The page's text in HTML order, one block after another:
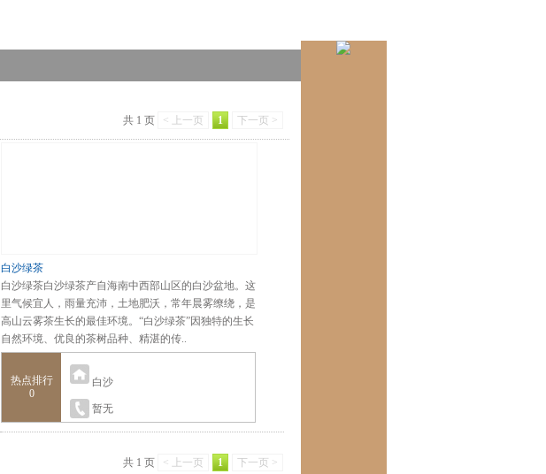
共 1 页 < 上一页 1 下一页 >
白沙绿茶
白沙绿茶白沙绿茶产自海南中西部山区的白沙盆地。这
里气候宜人，雨量充沛，土地肥沃，常年晨雾缭绕，是
高山云雾茶生长的最佳环境。“白沙绿茶”因独特的生长
自然环境、优良的茶树品种、精湛的传..
热点排行
0
白沙
暂无
共 1 页 < 上一页 1 下一页 >